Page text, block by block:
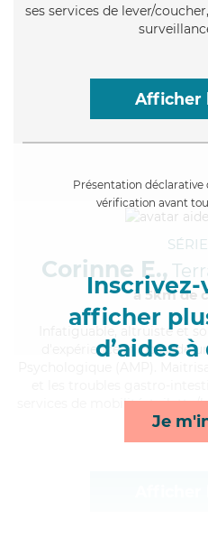
ses services de lever/
Afficher
Présentation déclarative
vérification avant
afficher
d’aides
Je
Corinne E.,
à 5km de
, altruiste et
d'expérience et possède
services de mobilité, toilette/
et lessive/